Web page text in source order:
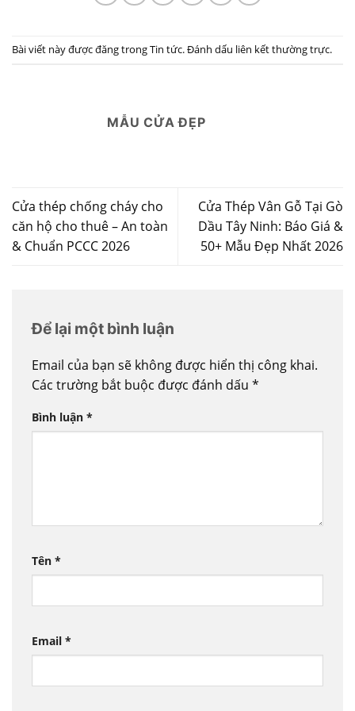
Bài viết này được đăng trongTin tức. Đánh dấu liên kết thường trực.
MẪU CỬA ĐẸP
Cửa thép chống cháy cho
căn hộ cho thuê – An toàn
& Chuẩn PCCC 2026
Cửa Thép Vân Gỗ Tại Gò
Dầu Tây Ninh: Báo Giá &
50+ Mẫu Đẹp Nhất 2026
Để lại một bình luận
Email của bạn sẽ không được hiển thị công khai.
Các trường bắt buộc được đánh dấu *
Bình luận *
Tên *
Email *